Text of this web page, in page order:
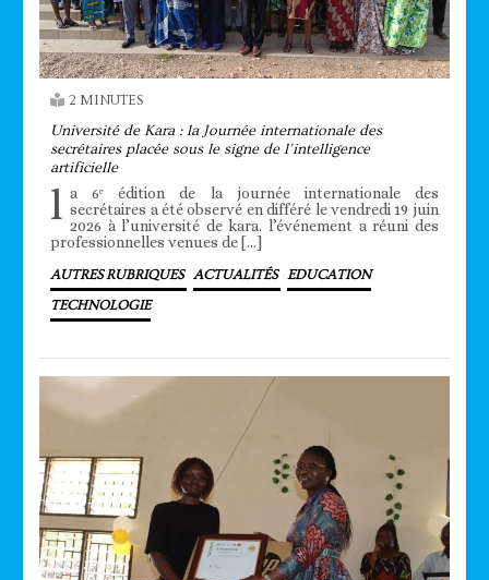
2 MINUTES
Université de Kara : la Journée internationale des
secrétaires placée sous le signe de l’intelligence
artificielle
l a 6ᵉ édition de la journée internationale des
secrétaires a été observé en différé le vendredi 19 juin
2026 à l’université de kara. l’événement a réuni des
professionnelles venues de […]
AUTRES RUBRIQUES ACTUALITÉS EDUCATION
TECHNOLOGIE